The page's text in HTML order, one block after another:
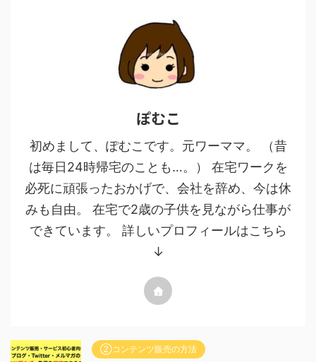
ぽむこ
初めまして、ぽむこです。元ワーママ。 （昔
は毎日24時帰宅のことも…。） 在宅ワークを
必死に頑張ったおかげで、会社を辞め、今は休
みも自由。 在宅で2歳の子供を見ながら仕事が
できています。 詳しいプロフィールはこちら
↓
②コンテンツ販売の方法